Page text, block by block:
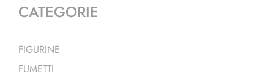
CATEGORIE
FIGURINE
FUMETTI